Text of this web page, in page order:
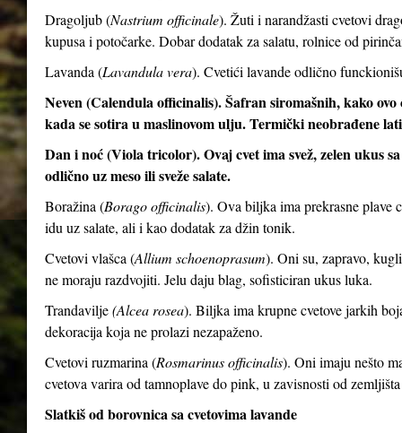
Dragoljub (Nastrium officinale). Žuti i narandžasti cvetovi
kupusa i potočarke. Dobar dodatak za salatu, rolnice od
Lavanda (Lavandula vera). Cvetići lavande odlično
Neven (Calendula officinalis). Šafran siromašnih, kako
kada se sotira u maslinovom ulju. Termički neobrađene
Dan i noć (Viola tricolor). Ovaj cvet ima svež, zelen ukus
odlično uz meso ili sveže salate.
Boražina (Borago officinalis). Ova biljka ima prekrasne plave
idu uz salate, ali i kao dodatak za džin tonik.
Cvetovi vlašca (Allium schoenoprasum). Oni su, zapravo,
ne moraju razdvojiti. Jelu daju blag, sofisticiran ukus luka.
Trandavilje(Alcea rosea). Biljka ima krupne cvetove jarkih
dekoracija koja ne prolazi nezapaženo.
Cvetovi ruzmarina (Rosmarinus officinalis). Oni imaju nešto
cvetova varira od tamnoplave do pink, u zavisnosti od
Slatkiš od borovnica sa cvetovima lavande